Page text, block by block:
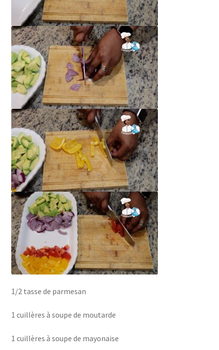
1/2 tasse de parmesan
1 cuillères à soupe de moutarde
1 cuillères à soupe de mayonaise